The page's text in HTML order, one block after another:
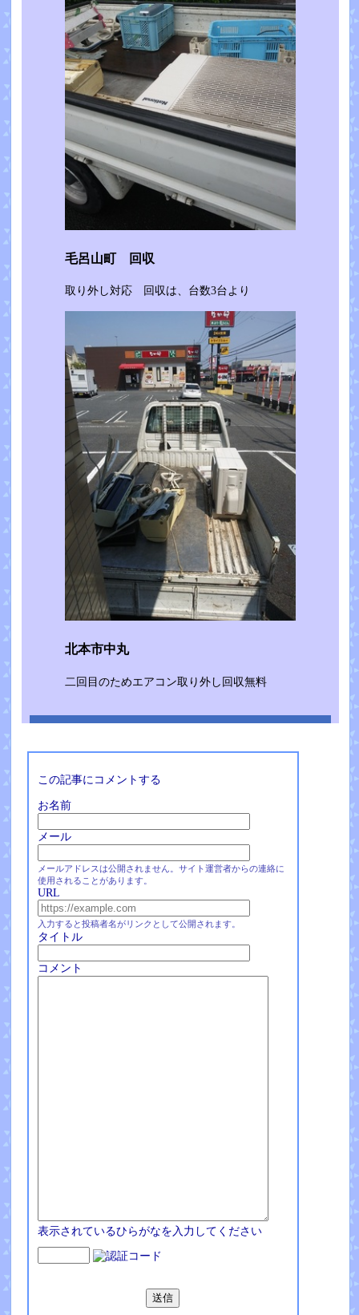
毛呂山町 回収
取り外し対応 回収は、台数3台より
北本市中丸
二回目のためエアコン取り外し回収無料
この記事にコメントする
お名前
メール
メールアドレスは公開されません。サイト運営者からの連絡に
使用されることがあります。
URL
入力すると投稿者名がリンクとして公開されます。
タイトル
コメント
表示されているひらがなを入力してください